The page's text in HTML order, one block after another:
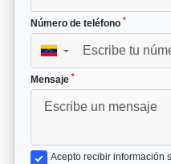
Número de teléfono *
▼
Mensaje *
Acepto recibir información